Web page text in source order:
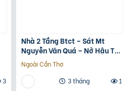
3
Nhà 2 Tầng Btct – Sát Mt
Nguyễn Văn Quá – Nở Hậu Tài
Lộc
Ngoài Cần Thơ
3 tháng
1